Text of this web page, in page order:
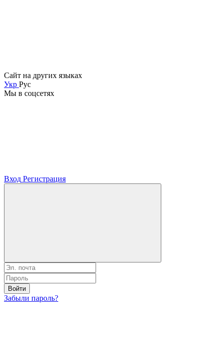
Сайт на других языках
Укр Рус
Мы в соцсетях
Вход Регистрация
Войти
Забыли пароль?